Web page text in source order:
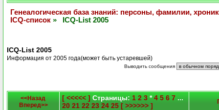
Генеалогическая база знаний: персоны, фамилии,
ICQ-список » ICQ-List 2005
ICQ-List 2005
Информация от 2005 года(может быть устаревшей)
Выводить сообщения
<<Назад
Вперед>>
[ <<<<< ] Страницы: 1 2 3 *4 5 6 7 ...
20 21 22 23 24 25 [ >>>>>> ]